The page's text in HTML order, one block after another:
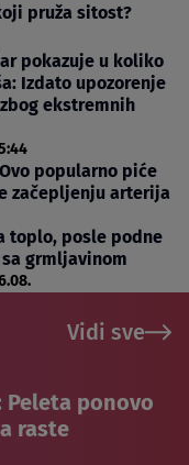
pruža sitost?
pokazuje u koliko
Izdato upozorenje
ekstremnih
popularno piće
začepljenju arterija
toplo, posle podne
grmljavinom
Vidi sve
ponovo
raste